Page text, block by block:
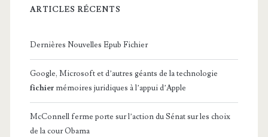
ARTICLES RÉCENTS
Dernières Nouvelles Epub Fichier
Google, Microsoft et d’autres géants de la technologie
fichier mémoires juridiques à l’appui d’Apple
McConnell ferme porte sur l’action du Sénat sur les choix
de la cour Obama